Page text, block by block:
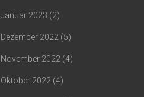
Januar 2023 (2)
Dezember 2022 (5)
November 2022 (4)
Oktober 2022 (4)